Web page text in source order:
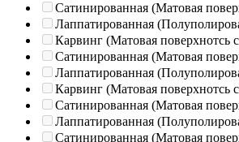
Сатинированная (Матовая
Лаппатированная
Карвинг (Матовая поверхнотсь
Сатинированная (Матовая
Лаппатированная
Карвинг (Матовая поверхнотсь
Сатинированная (Матовая
Лаппатированная
Сатинированная (Матовая